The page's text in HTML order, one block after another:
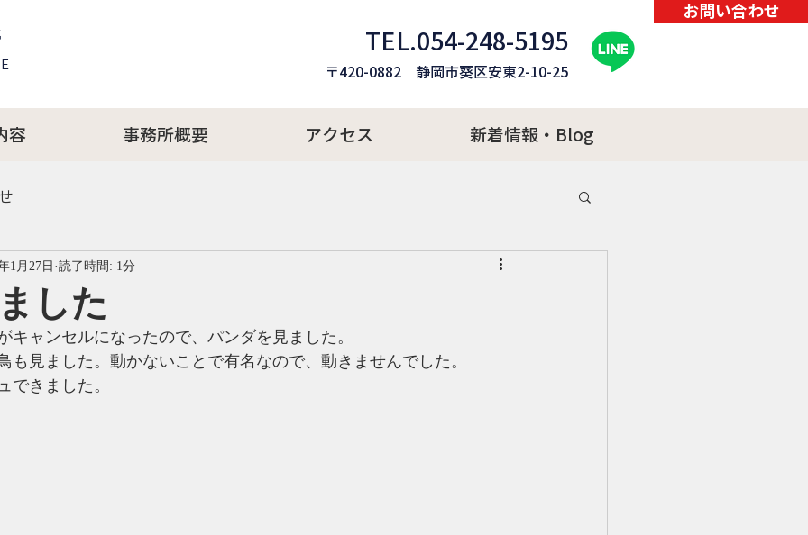
お問い合わせ
TEL.054-248-5195
〒420-0882 静岡市葵区安東2-10-25
容 事務所概要 アクセス 新着情報・Blog
した
1月27日 読了時間: 1分
キャンセルになったので、パンダを見ました。
も見ました。動かないことで有名なので、動きませんでした。
できました。